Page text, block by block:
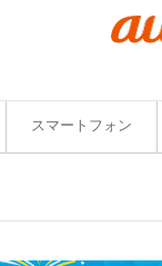
スマートフォン